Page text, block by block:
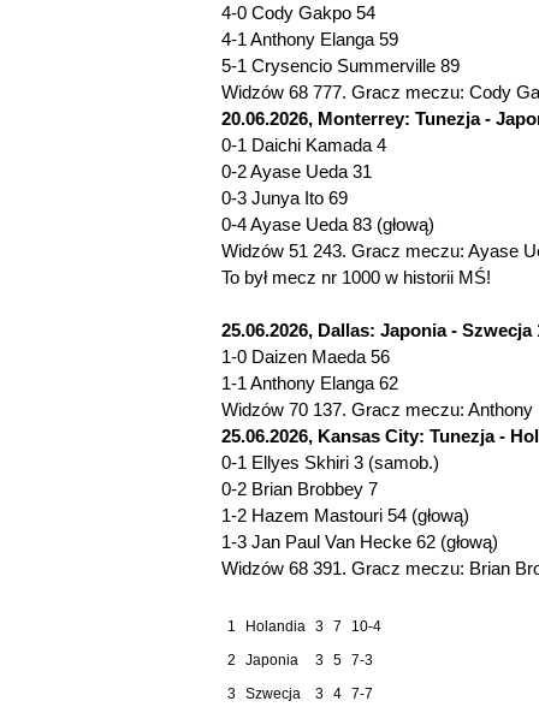
4-0 Cody Gakpo 54
4-1 Anthony Elanga 59
5-1 Crysencio Summerville 89
Widzów 68 777. Gracz meczu: Cody
20.06.2026, Monterrey: Tunezja -
0-1 Daichi Kamada 4
0-2 Ayase Ueda 31
0-3 Junya Ito 69
0-4 Ayase Ueda 83 (głową)
Widzów 51 243. Gracz meczu: Ayase
To był mecz nr 1000 w historii MŚ!
25.06.2026, Dallas: Japonia - Szwecja
1-0 Daizen Maeda 56
1-1 Anthony Elanga 62
Widzów 70 137. Gracz meczu:
25.06.2026, Kansas City: Tunezja -
0-1 Ellyes Skhiri 3 (samob.)
0-2 Brian Brobbey 7
1-2 Hazem Mastouri 54 (głową)
1-3 Jan Paul Van Hecke 62 (głową)
Widzów 68 391. Gracz meczu: Brian
1 Holandia 3 7
10-4
2
Japonia 3 5 7-3
3 Szwecja 3 4 7-7